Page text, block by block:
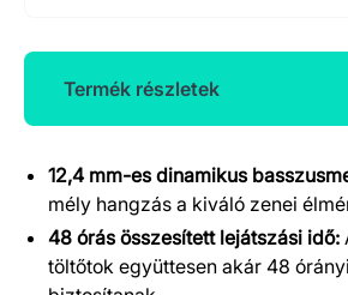
Termék részletek
Termék részletek
12,4 mm-es dinamikus
mély hangzás a kiváló zenei
48 órás összesített lejátszási idő:
töltőtok együttesen akár 48